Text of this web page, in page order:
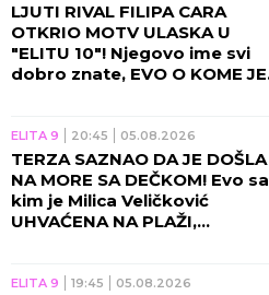
LJUTI RIVAL FILIPA CARA
OTKRIO MOTV ULASKA U
"ELITU 10"! Njegovo ime svi
dobro znate, EVO O KOME JE
ELITA 9 20:45 05.08.2026
TERZA SAZNAO DA JE DOŠLA
NA MORE SA DEČKOM! Evo sa
kim je Milica Veličković
UHVAĆENA NA PLAŽI,
ELITA 9 19:45 05.08.2026